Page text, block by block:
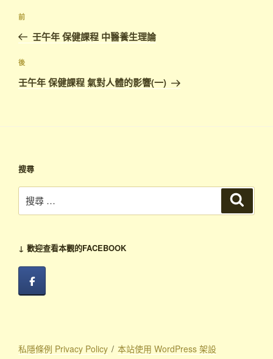
文
導
覽
上
一
篇
文
章
前
壬午年 保健課程 中醫養生理論
下
篇
文
後
壬午年 保健課程 氣對人體的影響(一)
搜尋
尋：
↓ 歡迎查看本觀的FACEBOOK
私隱條例 Privacy Policy 本站使用 WordPress 架設